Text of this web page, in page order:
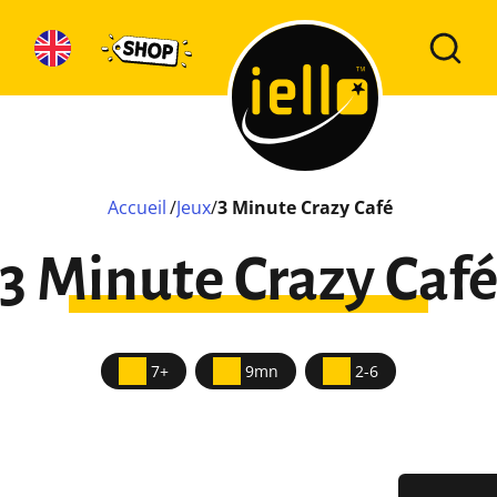
Accueil /Jeux/3 Minute Crazy Café
3 Minute Crazy Café
7+ 9mn 2-6